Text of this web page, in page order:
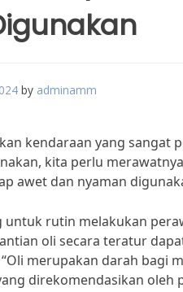
by adminamm
kendaraan yang sangat
kita perlu
awet dan nyaman
untuk rutin melakukan
oli secara teratur
merupakan darah bagi
direkomendasikan